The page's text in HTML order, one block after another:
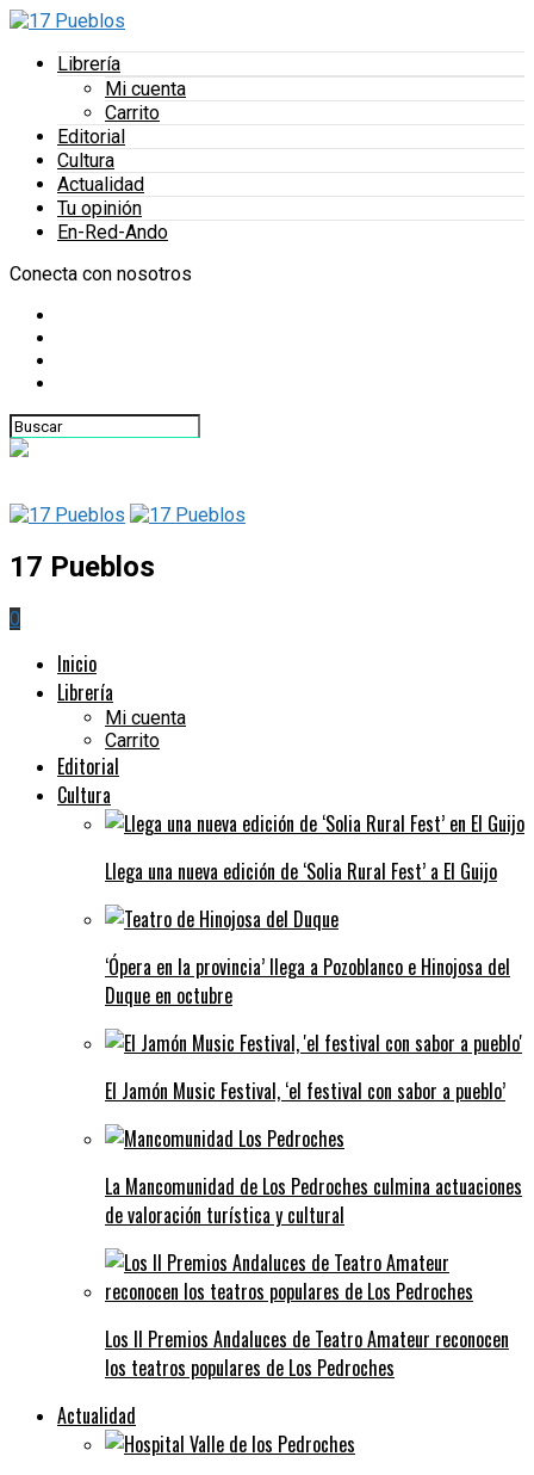
Librería
Mi cuenta
Carrito
Editorial
Cultura
Actualidad
Tu opinión
En-Red-Ando
Conecta con nosotros
17 Pueblos
0
Inicio
Librería
Mi cuenta
Carrito
Editorial
Cultura
Llega una nueva edición de ‘Solia Rural Fest’ a El Guijo
‘Ópera en la provincia’ llega a Pozoblanco e Hinojosa del
Duque en octubre
El Jamón Music Festival, ‘el festival con sabor a pueblo’
La Mancomunidad de Los Pedroches culmina actuaciones
de valoración turística y cultural
Los II Premios Andaluces de Teatro Amateur reconocen
los teatros populares de Los Pedroches
Actualidad